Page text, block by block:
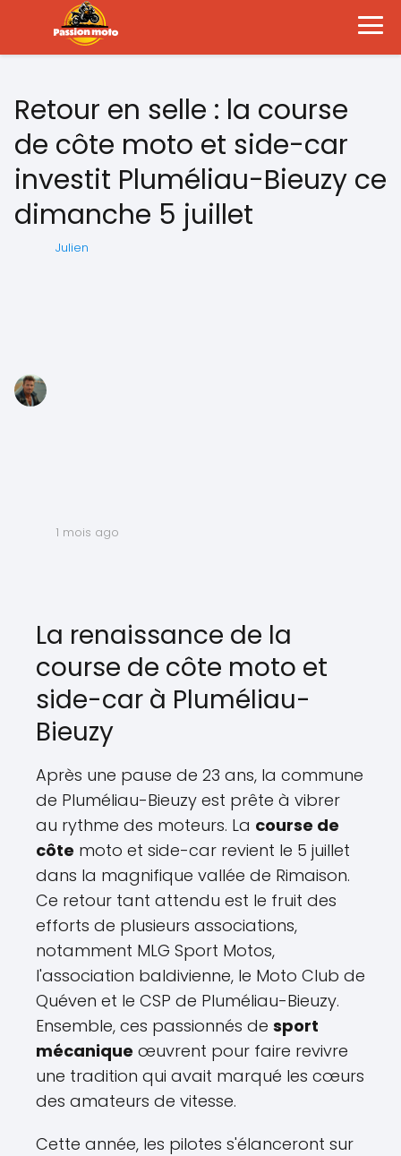
Retour en selle : la course
de côte moto et side-car
investit Pluméliau-Bieuzy ce
dimanche 5 juillet
Julien
1 mois ago
La renaissance de la
course de côte moto et
side-car à Pluméliau-
Bieuzy
Après une pause de 23 ans, la commune
de Pluméliau-Bieuzy est prête à vibrer
au rythme des moteurs. La course de
côte moto et side-car revient le 5 juillet
dans la magnifique vallée de Rimaison.
Ce retour tant attendu est le fruit des
efforts de plusieurs associations,
notamment MLG Sport Motos,
l'association baldivienne, le Moto Club de
Quéven et le CSP de Pluméliau-Bieuzy.
Ensemble, ces passionnés de sport
mécanique œuvrent pour faire revivre
une tradition qui avait marqué les cœurs
des amateurs de vitesse.
Cette année, les pilotes s'élanceront sur